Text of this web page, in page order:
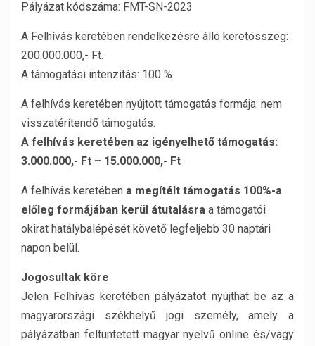
Pályázat kódszáma: FMT-SN-2023
A Felhívás keretében rendelkezésre álló keretösszeg:
200.000.000,- Ft.
A támogatási intenzitás: 100 %
A felhívás keretében nyújtott támogatás formája: nem
visszatérítendő támogatás.
A felhívás keretében az igényelhető támogatás:
3.000.000,- Ft – 15.000.000,- Ft
A felhívás keretében a megítélt támogatás 100%-a
előleg formájában kerül átutalásra a támogatói
okirat hatálybalépését követő legfeljebb 30 naptári
napon belül.
Jogosultak köre
Jelen Felhívás keretében pályázatot nyújthat be az a
magyarországi székhelyű jogi személy, amely a
pályázatban feltüntetett magyar nyelvű online és/vagy